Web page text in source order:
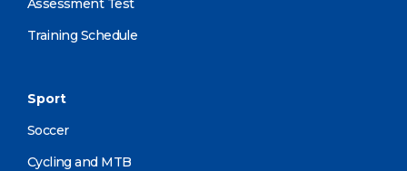
Training Schedule
Sport
Soccer
Cycling and MTB